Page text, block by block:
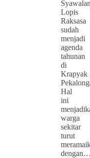
Syawalan
Lopis
Raksasa
sudah
menjadi
agenda
tahunan
di
Krapyak
Hal
ini
warga
sekitar
turut
dengan…